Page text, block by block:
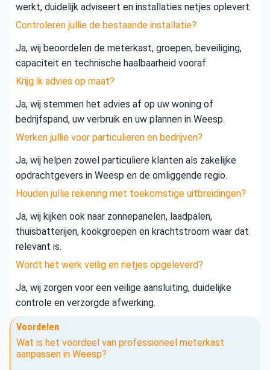
werkt, duidelijk adviseert en installaties netjes oplevert.
Controleren jullie de bestaande installatie?
Ja, wij beoordelen de meterkast, groepen, beveiliging,
capaciteit en technische haalbaarheid vooraf.
Krijg ik advies op maat?
Ja, wij stemmen het advies af op uw woning of
bedrijfspand, uw verbruik en uw plannen in Weesp.
Werken jullie voor particulieren en bedrijven?
Ja, wij helpen zowel particuliere klanten als zakelijke
opdrachtgevers in Weesp en de omliggende regio.
Houden jullie rekening met toekomstige uitbreidingen?
Ja, wij kijken ook naar zonnepanelen, laadpalen,
thuisbatterijen, kookgroepen en krachtstroom waar dat
relevant is.
Wordt het werk veilig en netjes opgeleverd?
Ja, wij zorgen voor een veilige aansluiting, duidelijke
controle en verzorgde afwerking.
Voordelen
Wat is het voordeel van professioneel meterkast
aanpassen in Weesp?